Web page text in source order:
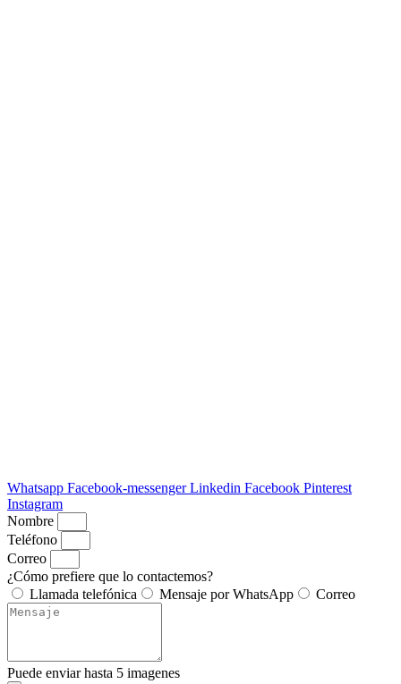
Whatsapp Facebook-messenger Linkedin Facebook Pinterest
Instagram
Nombre
Teléfono
Correo
¿Cómo prefiere que lo contactemos?
Llamada telefónica
Mensaje por WhatsApp Correo
Puede enviar hasta 5 imagenes